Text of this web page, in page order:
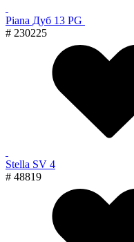
Piana Дуб 13 PG
# 230225
Stella SV 4
# 48819